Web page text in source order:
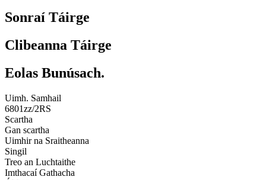
Sonraí Táirge
Clibeanna Táirge
Eolas Bunúsach.
Uimh. Samhail
6801zz/2RS
Scartha
Gan scartha
Uimhir na Sraitheanna
Singil
Treo an Luchtaithe
Imthacaí Gathacha